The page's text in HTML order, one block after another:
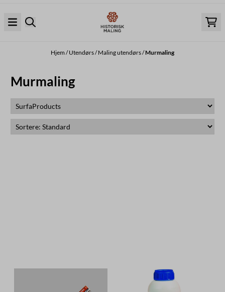
Hjem /Utendørs/Maling utendørs/Murmaling
Murmaling